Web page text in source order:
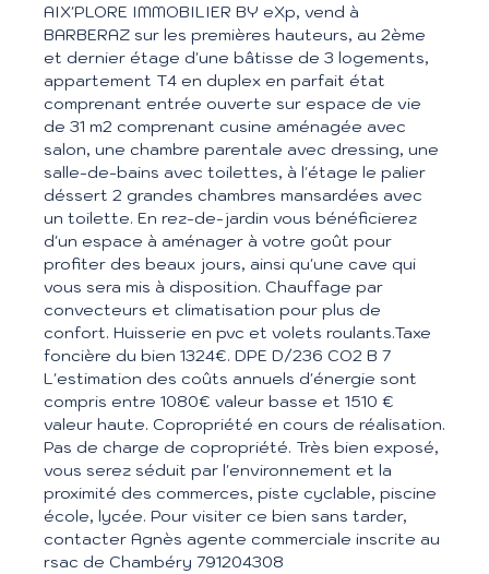
AIX'PLORE IMMOBILIER BY eXp, vend à
BARBERAZ sur les premières hauteurs, au 2ème
et dernier étage d'une bâtisse de 3 logements,
appartement T4 en duplex en parfait état
comprenant entrée ouverte sur espace de vie
de 31 m2 comprenant cusine aménagée avec
salon, une chambre parentale avec dressing, une
salle-de-bains avec toilettes, à l'étage le palier
déssert 2 grandes chambres mansardées avec
un toilette. En rez-de-jardin vous bénéficierez
d'un espace à aménager à votre goût pour
profiter des beaux jours, ainsi qu'une cave qui
vous sera mis à disposition. Chauffage par
convecteurs et climatisation pour plus de
confort. Huisserie en pvc et volets roulants.Taxe
foncière du bien 1324€. DPE D/236 CO2 B 7
L'estimation des coûts annuels d'énergie sont
compris entre 1080€ valeur basse et 1510 €
valeur haute. Copropriété en cours de réalisation.
Pas de charge de copropriété. Très bien exposé,
vous serez séduit par l'environnement et la
proximité des commerces, piste cyclable, piscine
école, lycée. Pour visiter ce bien sans tarder,
contacter Agnès agente commerciale inscrite au
rsac de Chambéry 791204308